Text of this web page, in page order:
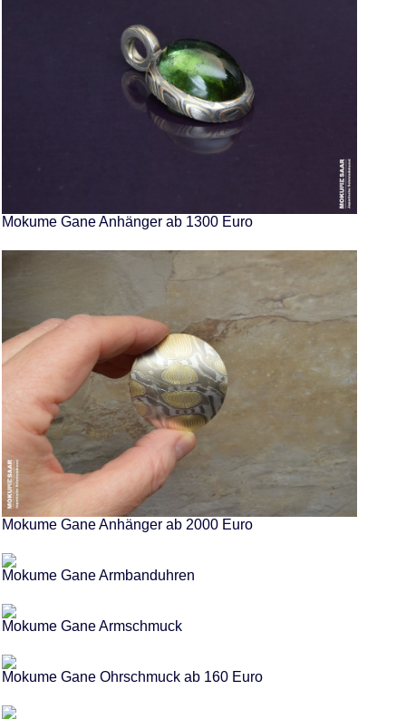
Mokume Gane Anhänger ab 1300 Euro
Mokume Gane Anhänger ab 2000 Euro
Mokume Gane Armbanduhren
Mokume Gane Armschmuck
Mokume Gane Ohrschmuck ab 160 Euro